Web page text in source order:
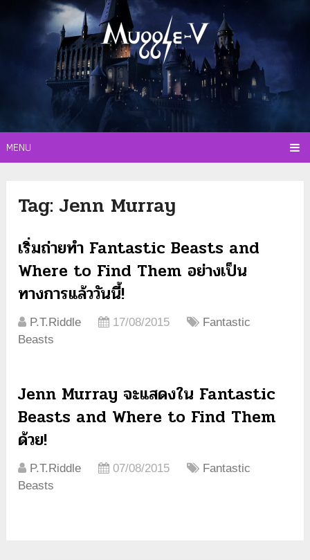
MENU
Tag:Jenn Murray
เริ่มถ่ายทำ Fantastic Beasts and
Where to Find Them อย่างเป็น
ทางการแล้ววันนี้!
P.T.Riddle 17/08/2015
Fantastic
Beasts
Jenn Murray จะแสดงใน Fantastic
Beasts and Where to Find Them
ด้วย!
P.T.Riddle 07/08/2015
Fantastic
Beasts